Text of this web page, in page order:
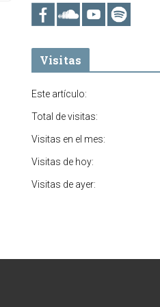
Visitas
Este artículo:
Total de visitas:
Visitas en el mes:
Visitas de hoy:
Visitas de ayer: